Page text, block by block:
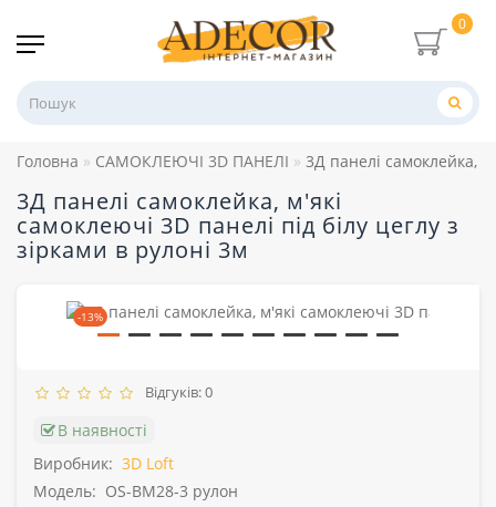
0
Головна САМОКЛЕЮЧІ 3D ПАНЕЛІ 3Д панелі самоклейка,
3Д панелі самоклейка, м'які
самоклеючі 3D панелі під білу цеглу з
зірками в рулоні 3м
-13%
Відгуків: 0
В наявності
Виробник: 3D Loft
Модель: OS-BM28-3 рулон